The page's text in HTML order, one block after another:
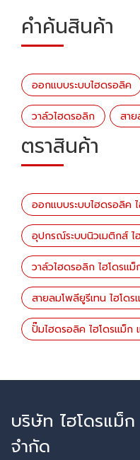
คำค้นสินค้า
ออกแบบระบบไฮดรอลิค
วาล์วไฮดรอลิก สา
ตราสินค้า
ออกแบบระบบไฮดรอลิค
อุปกรณ์ระบบนิวเมติกส์ ไ
วาล์วไฮดรอลิก ไฮโดรแ
สายลมโพลียูรีเทน ไฮโด
ปั๊มไฮดรอลิค ไฮโดรแม็ก
บริษัท ไฮโดรแม็
จำกัด